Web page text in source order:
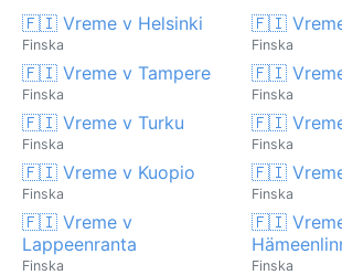
🇫🇮 Vreme v Helsinki
Finska
🇫🇮
Finska
🇫🇮 Vreme v Tampere
Finska
🇫🇮
Finska
🇫🇮 Vreme v Turku
Finska
🇫🇮
Finska
🇫🇮 Vreme v Kuopio
Finska
🇫🇮
Finska
🇫🇮 Vreme v
Lappeenranta
Finska
🇫🇮
Finska